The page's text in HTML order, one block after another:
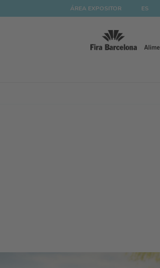
ÁREA EXPOSITOR ES